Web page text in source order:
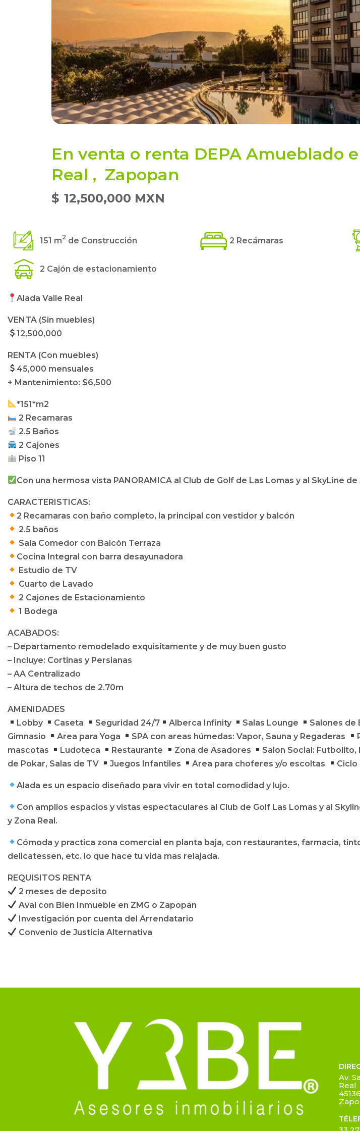
En venta o renta DEPA Amueblado
Real , Zapopan
$ 12,500,000 MXN
151 m2 de Construcción 2 Recámaras
2 Cajón de estacionamiento
Alada Valle Real
VENTA (Sin muebles)
12,500,000
RENTA (Con muebles)
45,000 mensuales
+ Mantenimiento: $6,500
*151*m2
2 Recamaras
2.5 Baños
2 Cajones
Piso 11
Con una hermosa vista PANORAMICA al Club de Golf de Las Lomas y al SkyLine
CARACTERISTICAS:
2 Recamaras con baño completo, la principal con vestidor y balcón
2.5 baños
Sala Comedor con Balcón Terraza
Cocina Integral con barra desayunadora
Estudio de TV
Cuarto de Lavado
2 Cajones de Estacionamiento
1 Bodega
ACABADOS:
– Departamento remodelado exquisitamente y de muy buen gusto
– ⁠Incluye: Cortinas y Persianas
– AA Centralizado
– Altura de techos de 2.70m
AMENIDADES
Lobby
Caseta Seguridad 24/7 Alberca Infinity Salas Lounge
Salones de
Gimnasio
Area para Yoga SPA con areas húmedas: Vapor, Sauna y Regaderas
mascotas
Ludoteca Restaurante Zona de Asadores
Salon Social: Futbolito,
de Pokar, Salas de TV
Juegos Infantiles Area para choferes y/o escoltas Ciclo
Alada es un espacio diseñado para vivir en total comodidad y lujo.
Con amplios espacios y vistas espectaculares al Club de Golf Las Lomas y al
y Zona Real.
Cómoda y practica zona comercial en planta baja, con restaurantes, farmacia,
delicatessen, etc. lo que hace tu vida mas relajada.
REQUISITOS RENTA
2 meses de deposito
Aval con Bien Inmueble en ZMG o Zapopan
Investigación por cuenta del Arrendatario
Convenio de Justicia Alternativa
Av.
Real
45136